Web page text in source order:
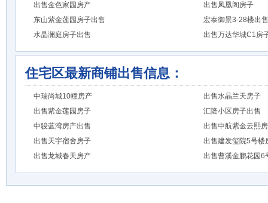
出售金色家园房产
出售凤凰阁房子
东山紫金莲园房子出售
宏泰御景3-28楼出售
水晶澜庭房子出售
出售万达华城C1房
住宅区最新商铺出售信息：
中瑞尚城10幢房产
出售水晶兰天房子
出售紫金莲园房子
汇隆小区房子出售
中骏蓝湾房产出售
出售中航紫金云熙
出售天宇宿舍房子
出售建发玺院5号楼
出售龙城春天房产
出售曹溪金鹏花园6